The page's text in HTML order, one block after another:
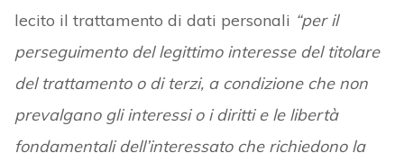
lecito il trattamento di dati personali “per il
perseguimento del legittimo interesse del titolare
del trattamento o di terzi, a condizione che non
prevalgano gli interessi o i diritti e le libertà
fondamentali dell’interessato che richiedono la